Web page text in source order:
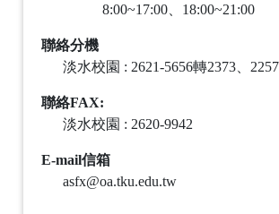
8:00~17:00、18:00~21:00
聯絡分機
淡水校園 : 2621-5656轉2373、2257
聯絡FAX:
淡水校園 : 2620-9942
E-mail信箱
asfx@oa.tku.edu.tw